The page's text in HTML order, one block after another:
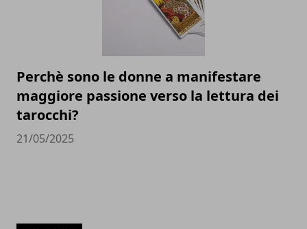
Perchè sono le donne a manifestare
maggiore passione verso la lettura dei
tarocchi?
21/05/2025